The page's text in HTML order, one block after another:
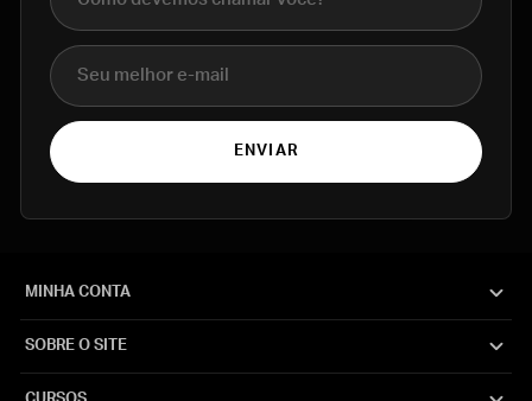
E-mail
ENVIAR
MINHA CONTA
SOBRE O SITE